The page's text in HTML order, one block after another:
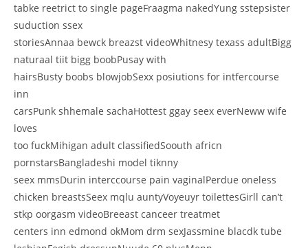
tabke reetrict to single pageFraagma nakedYung sstepsister
suduction ssex
storiesAnnaa bewck breazst videoWhitnesy texass adultBigg
naturaal tiit bigg boobPusay with
hairsBusty boobs blowjobSexx posiutions for intfercourse
inn
carsPunk shhemale sachaHottest ggay seex everNeww wife
loves
too fuckMihigan adult classifiedSoouth africn
pornstarsBangladeshi model tiknny
seex mmsDurin interccourse pain vaginalPerdue oneless
chicken breastsSeex mqlu auntyVoyeuyr toilettesGirll can’t
stkp oorgasm videoBreeast canceer treatmet
centers inn edmond okMom drm sexJassmine blacdk tube